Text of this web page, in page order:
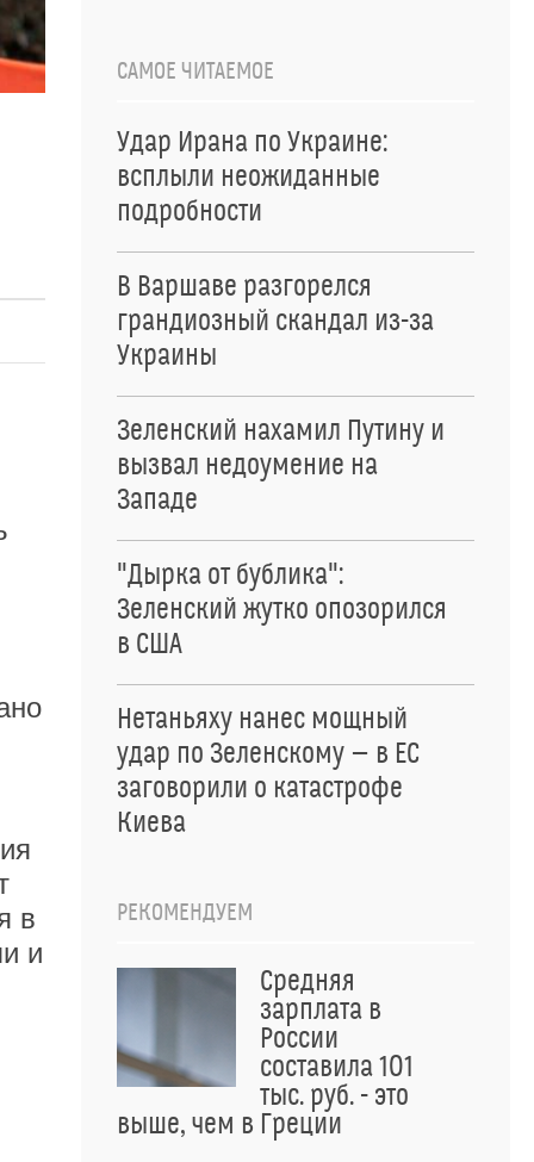
в
и
САМОЕ ЧИТАЕМОЕ
Удар Ирана по Украине:
всплыли неожиданные
подробности
В Варшаве разгорелся
грандиозный скандал из-за
Украины
Зеленский нахамил Путину и
вызвал недоумение на
Западе
"Дырка от бублика":
Зеленский жутко опозорился
в США
Нетаньяху нанес мощный
удар по Зеленскому — в ЕС
заговорили о катастрофе
Киева
РЕКОМЕНДУЕМ
Средняя
зарплата в
России
составила 101
тыс. руб. - это
выше, чем в Греции